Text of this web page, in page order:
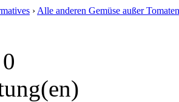
› Alle anderen Gemüse außer Tomaten
0